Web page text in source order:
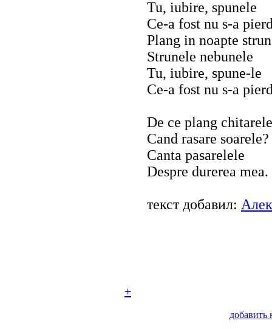
Tu, iubire, spunele
Ce-a fost nu s-a
Plang in noapte
Strunele nebunele
Tu, iubire, spune-le
Ce-a fost nu s-a
De ce plang chitarele
Cand rasare soarele?
Canta pasarelele
Despre durerea mea.
текст добавил:
+
добавить